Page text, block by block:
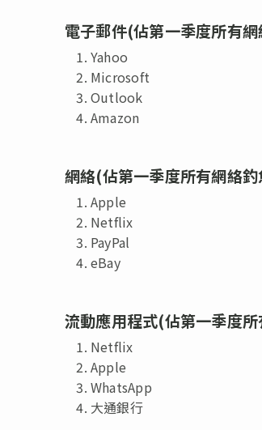
電子郵件(佔第一季度所有
Yahoo
Microsoft
Outlook
Amazon
網絡(佔第一季度所有網絡
Apple
Netflix
PayPal
eBay
流動應用程式(佔第一季度
Netflix
Apple
WhatsApp
大通銀行